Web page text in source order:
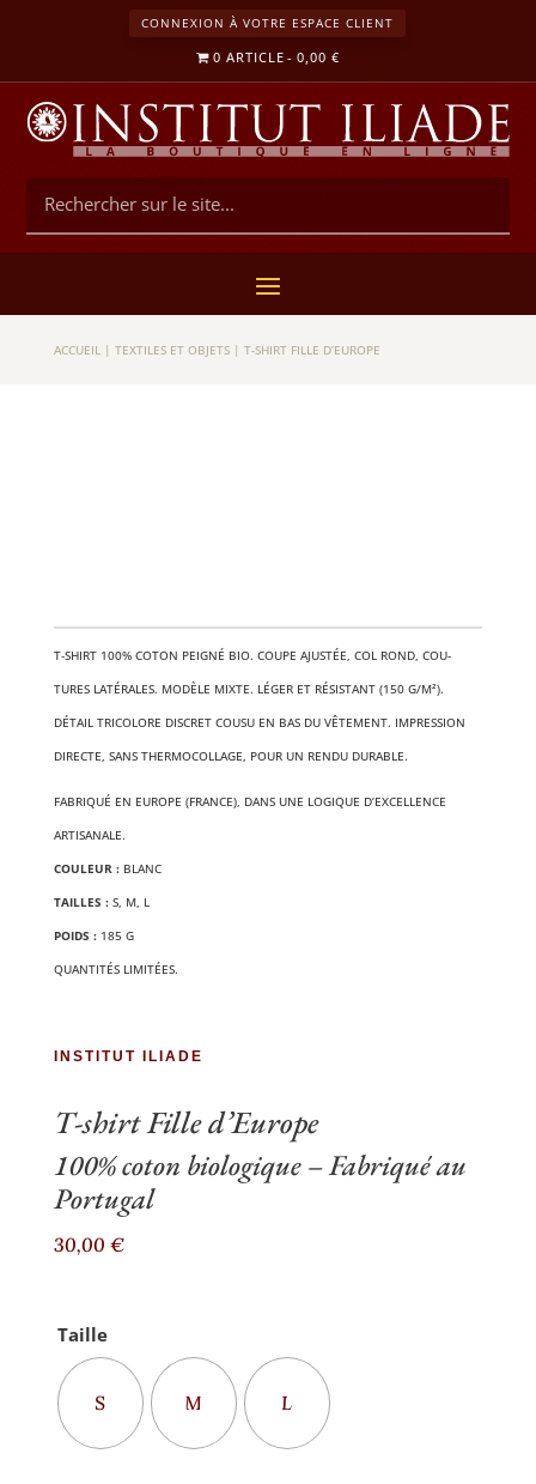
CONNEXION À VOTRE ESPACE CLIENT
0 ARTICLE 0,00 €
ACCUEIL | TEXTILES ET OBJETS| T-SHIRT FILLE D’EUROPE
T‑SHIRT 100% COTON PEI­GNÉ BIO. COUPE AJUS­TÉE, COL ROND, COU­
TURES LATÉ­RALES. MODÈLE MIXTE. LÉGER ET RÉSIS­TANT (150 G/M²).
DÉTAIL TRI­CO­LORE DIS­CRET COU­SU EN BAS DU VÊTE­MENT. IMPRES­SION
DIRECTE, SANS THER­MO­COL­LAGE, POUR UN REN­DU DURABLE.
FABRI­QUÉ EN EUROPE (FRANCE), DANS UNE LOGIQUE D’EXCELLENCE
ARTISANALE.
COU­LEUR :BLANC
TAILLES :S, M, L
POIDS :185 G
QUAN­TI­TÉS LIMITÉES.
INSTITUT ILIADE
T‑shirt Fille d’Europe
100% coton bio­lo­gique – Fabri­qué au
Portugal
30,00 €
Taille
S M L